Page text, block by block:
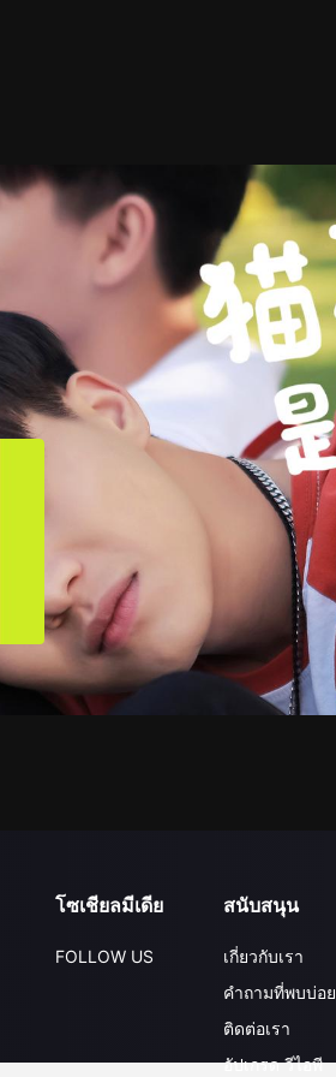
รายละเอียด
โซเชียลมีเดีย
FOLLOW US
สนับสนุน
เกี่ยวกับเรา
คำถามที่พบบ่อย
ติดต่อเรา
อัปเกรด วีไอพี